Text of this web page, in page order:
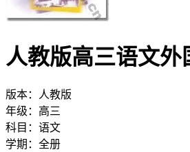
人教版高三语文
版本：
人教版
年级： 高三
科目： 语文
学期： 全册